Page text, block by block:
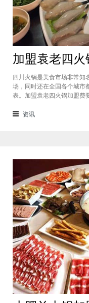
四川火锅是美食市场非常知
场，同时还在全国各个城市
表。加盟袁老四火锅加盟费
城市都有着不一样的加盟费
资讯